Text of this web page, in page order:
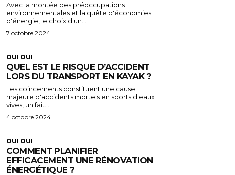
Avec la montée des préoccupations
environnementales et la quête d'économies
d'énergie, le choix d'un...
7 octobre 2024
OUI OUI
QUEL EST LE RISQUE D’ACCIDENT
LORS DU TRANSPORT EN KAYAK ?
Les coincements constituent une cause
majeure d'accidents mortels en sports d'eaux
vives, un fait...
4 octobre 2024
OUI OUI
COMMENT PLANIFIER
EFFICACEMENT UNE RÉNOVATION
ÉNERGÉTIQUE ?